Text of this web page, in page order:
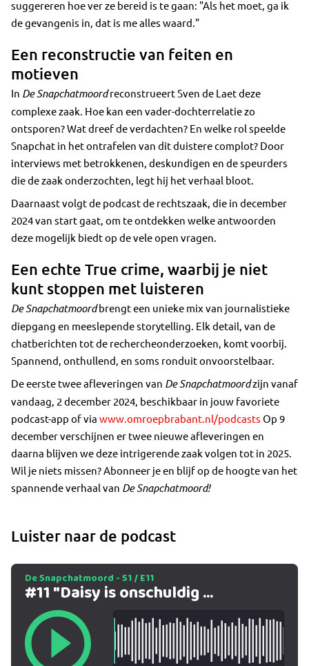
suggereren hoe ver ze bereid is te gaan: "Als het moet, ga ik
de gevangenis in, dat is me alles waard."
Een reconstructie van feiten en
motieven
In De Snapchatmoordreconstrueert Sven de Laet deze
complexe zaak. Hoe kan een vader-dochterrelatie zo
ontsporen? Wat dreef de verdachten? En welke rol speelde
Snapchat in het ontrafelen van dit duistere complot? Door
interviews met betrokkenen, deskundigen en de speurders
die de zaak onderzochten, legt hij het verhaal bloot.
Daarnaast volgt de podcast de rechtszaak, die in december
2024 van start gaat, om te ontdekken welke antwoorden
deze mogelijk biedt op de vele open vragen.
Een echte True crime, waarbij je niet
kunt stoppen met luisteren
De Snapchatmoordbrengt een unieke mix van journalistieke
diepgang en meeslepende storytelling. Elk detail, van de
chatberichten tot de rechercheonderzoeken, komt voorbij.
Spannend, onthullend, en soms ronduit onvoorstelbaar.
De eerste twee afleveringen van De Snapchatmoordzijn vanaf
vandaag, 2 december 2024, beschikbaar in jouw favoriete
podcast-app of via www.omroepbrabant.nl/podcasts Op 9
december verschijnen er twee nieuwe afleveringen en
daarna blijven we deze intrigerende zaak volgen tot in 2025.
Wil je niets missen? Abonneer je en blijf op de hoogte van het
spannende verhaal van De Snapchatmoord!
Luister naar de podcast